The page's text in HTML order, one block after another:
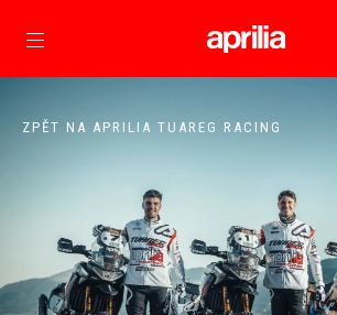
Přejít na hlavní obsah
ZPĚT NA APRILIA TUAREG RACING